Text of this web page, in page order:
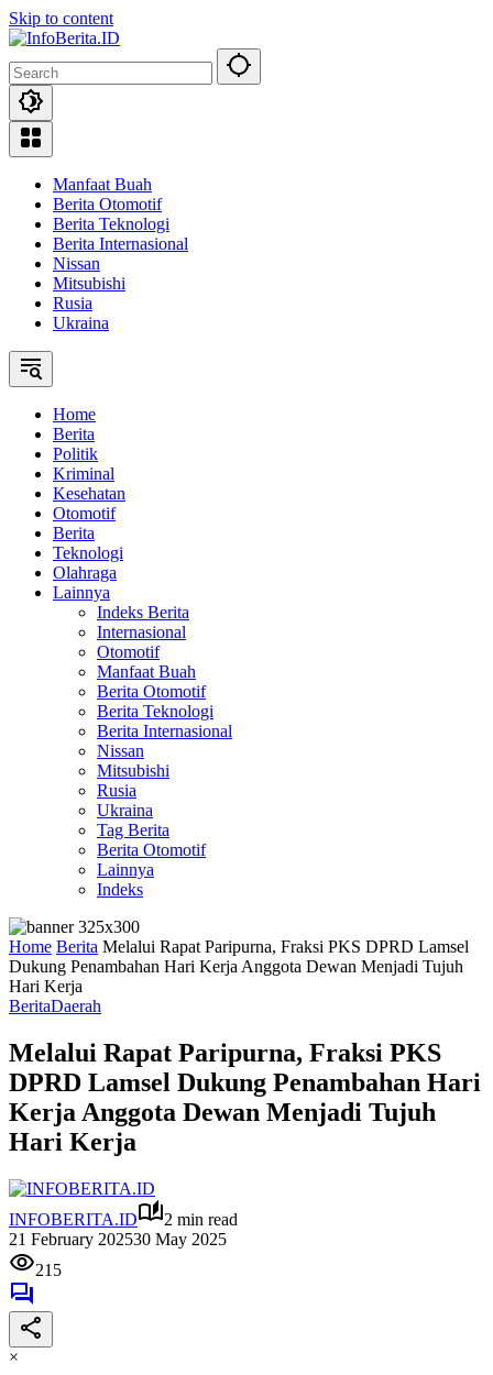
Skip to content
Manfaat Buah
Berita Otomotif
Berita Teknologi
Berita Internasional
Nissan
Mitsubishi
Rusia
Ukraina
Home
Berita
Politik
Kriminal
Kesehatan
Otomotif
Berita
Teknologi
Olahraga
Lainnya
Indeks Berita
Internasional
Otomotif
Manfaat Buah
Berita Otomotif
Berita Teknologi
Berita Internasional
Nissan
Mitsubishi
Rusia
Ukraina
Tag Berita
Berita Otomotif
Lainnya
Indeks
Home Berita Melalui Rapat Paripurna, Fraksi PKS DPRD Lamsel
Dukung Penambahan Hari Kerja Anggota Dewan Menjadi Tujuh
Hari Kerja
BeritaDaerah
Melalui Rapat Paripurna, Fraksi PKS
DPRD Lamsel Dukung Penambahan Hari
Kerja Anggota Dewan Menjadi Tujuh
Hari Kerja
INFOBERITA.ID
2 min read
21 February 202530 May 2025
215
×